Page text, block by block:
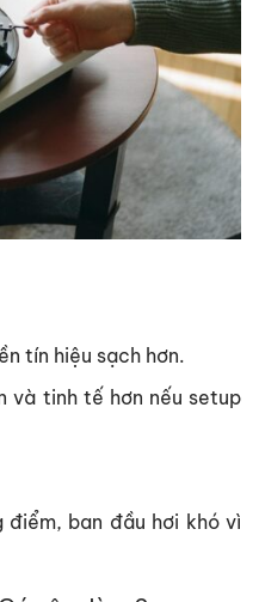
tín hiệu sạch hơn.
và tinh tế hơn nếu setup
điểm, ban đầu hơi khó vì